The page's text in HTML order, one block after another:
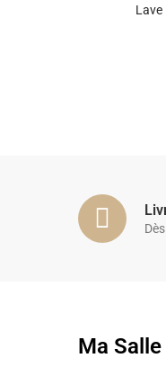
Lave
Ma